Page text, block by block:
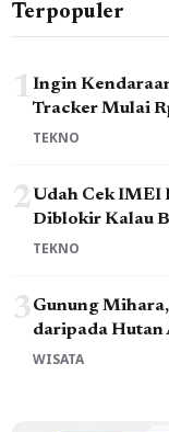
Terpopuler
1Ingin
Tracker Mulai
TEKNO
2Udah Cek IMEI
Diblokir Kalau
TEKNO
3Gunung
daripada Hutan
WISATA